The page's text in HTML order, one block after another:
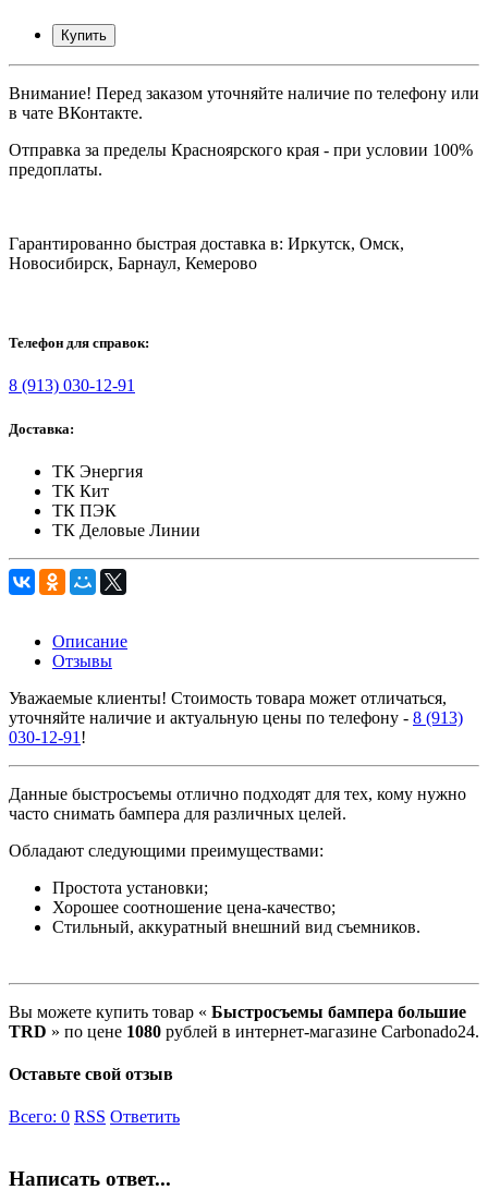
Купить
Внимание! Перед заказом уточняйте наличие по телефону или
в чате ВКонтакте.
Отправка за пределы Красноярского края - при условии 100%
предоплаты.
Гарантированно быстрая доставка в: Иркутск, Омск,
Новосибирск, Барнаул, Кемерово
Телефон для справок:
8 (913) 030-12-91
Доставка:
ТК Энергия
ТК Кит
ТК ПЭК
ТК Деловые Линии
Описание
Отзывы
Уважаемые клиенты! Стоимость товара может отличаться,
уточняйте наличие и актуальную цены по телефону - 8 (913)
030-12-91 !
Данные быстросъемы отлично подходят для тех, кому нужно
часто снимать бампера для различных целей.
Обладают следующими преимуществами:
Простота установки;
Хорошее соотношение цена-качество;
Стильный, аккуратный внешний вид съемников.
Вы можете купить товар « Быстросъемы бампера большие
TRD » по цене 1080 рублей в интернет-магазине Carbonado24.
Оставьте свой отзыв
Всего: 0 RSS Ответить
Написать ответ...